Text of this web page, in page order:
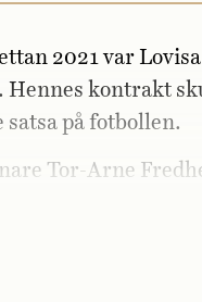
2021 var
Hennes kontrakt
på fotbollen.
Tor-Arne